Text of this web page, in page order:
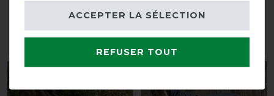
53,95 € *
REFUSER TOUT
ACCEPTER LA SÉLECTION